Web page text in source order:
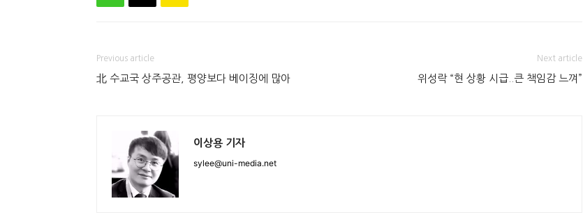
Previous article
北 수교국 상주공관, 평양보다 베이징에 많아
Next article
위성락 “현 상황 시급..큰 책임감 느껴”
이상용 기자
sylee@uni-media.net